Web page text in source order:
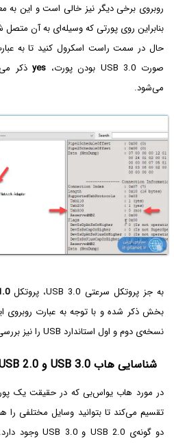
بنابراین روی پورتی که وسیله‌ای به آن
حال در سمت راست اسکرول کنید تا به
صورت USB 3.0 بودن پورت،
yesذکر
می‌شود.
به جز پروتکل سرعتی USB 3.0، پروتکل
بخش ذکر شده و با توجه به عبارت روبروی
نسخه‌ی دوم و اول استاندارد USB را نیز بررسی کنید.
شناسایی هاب USB 3.0 و USB 2.0
در مورد هاب یواس‌بی که در حقیقت یک
تقسیم می‌کند تا بتوانید وسایل مختلفی را